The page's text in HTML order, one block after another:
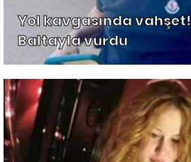
Yol kavgasında vahşet!
Baltayla vurdu